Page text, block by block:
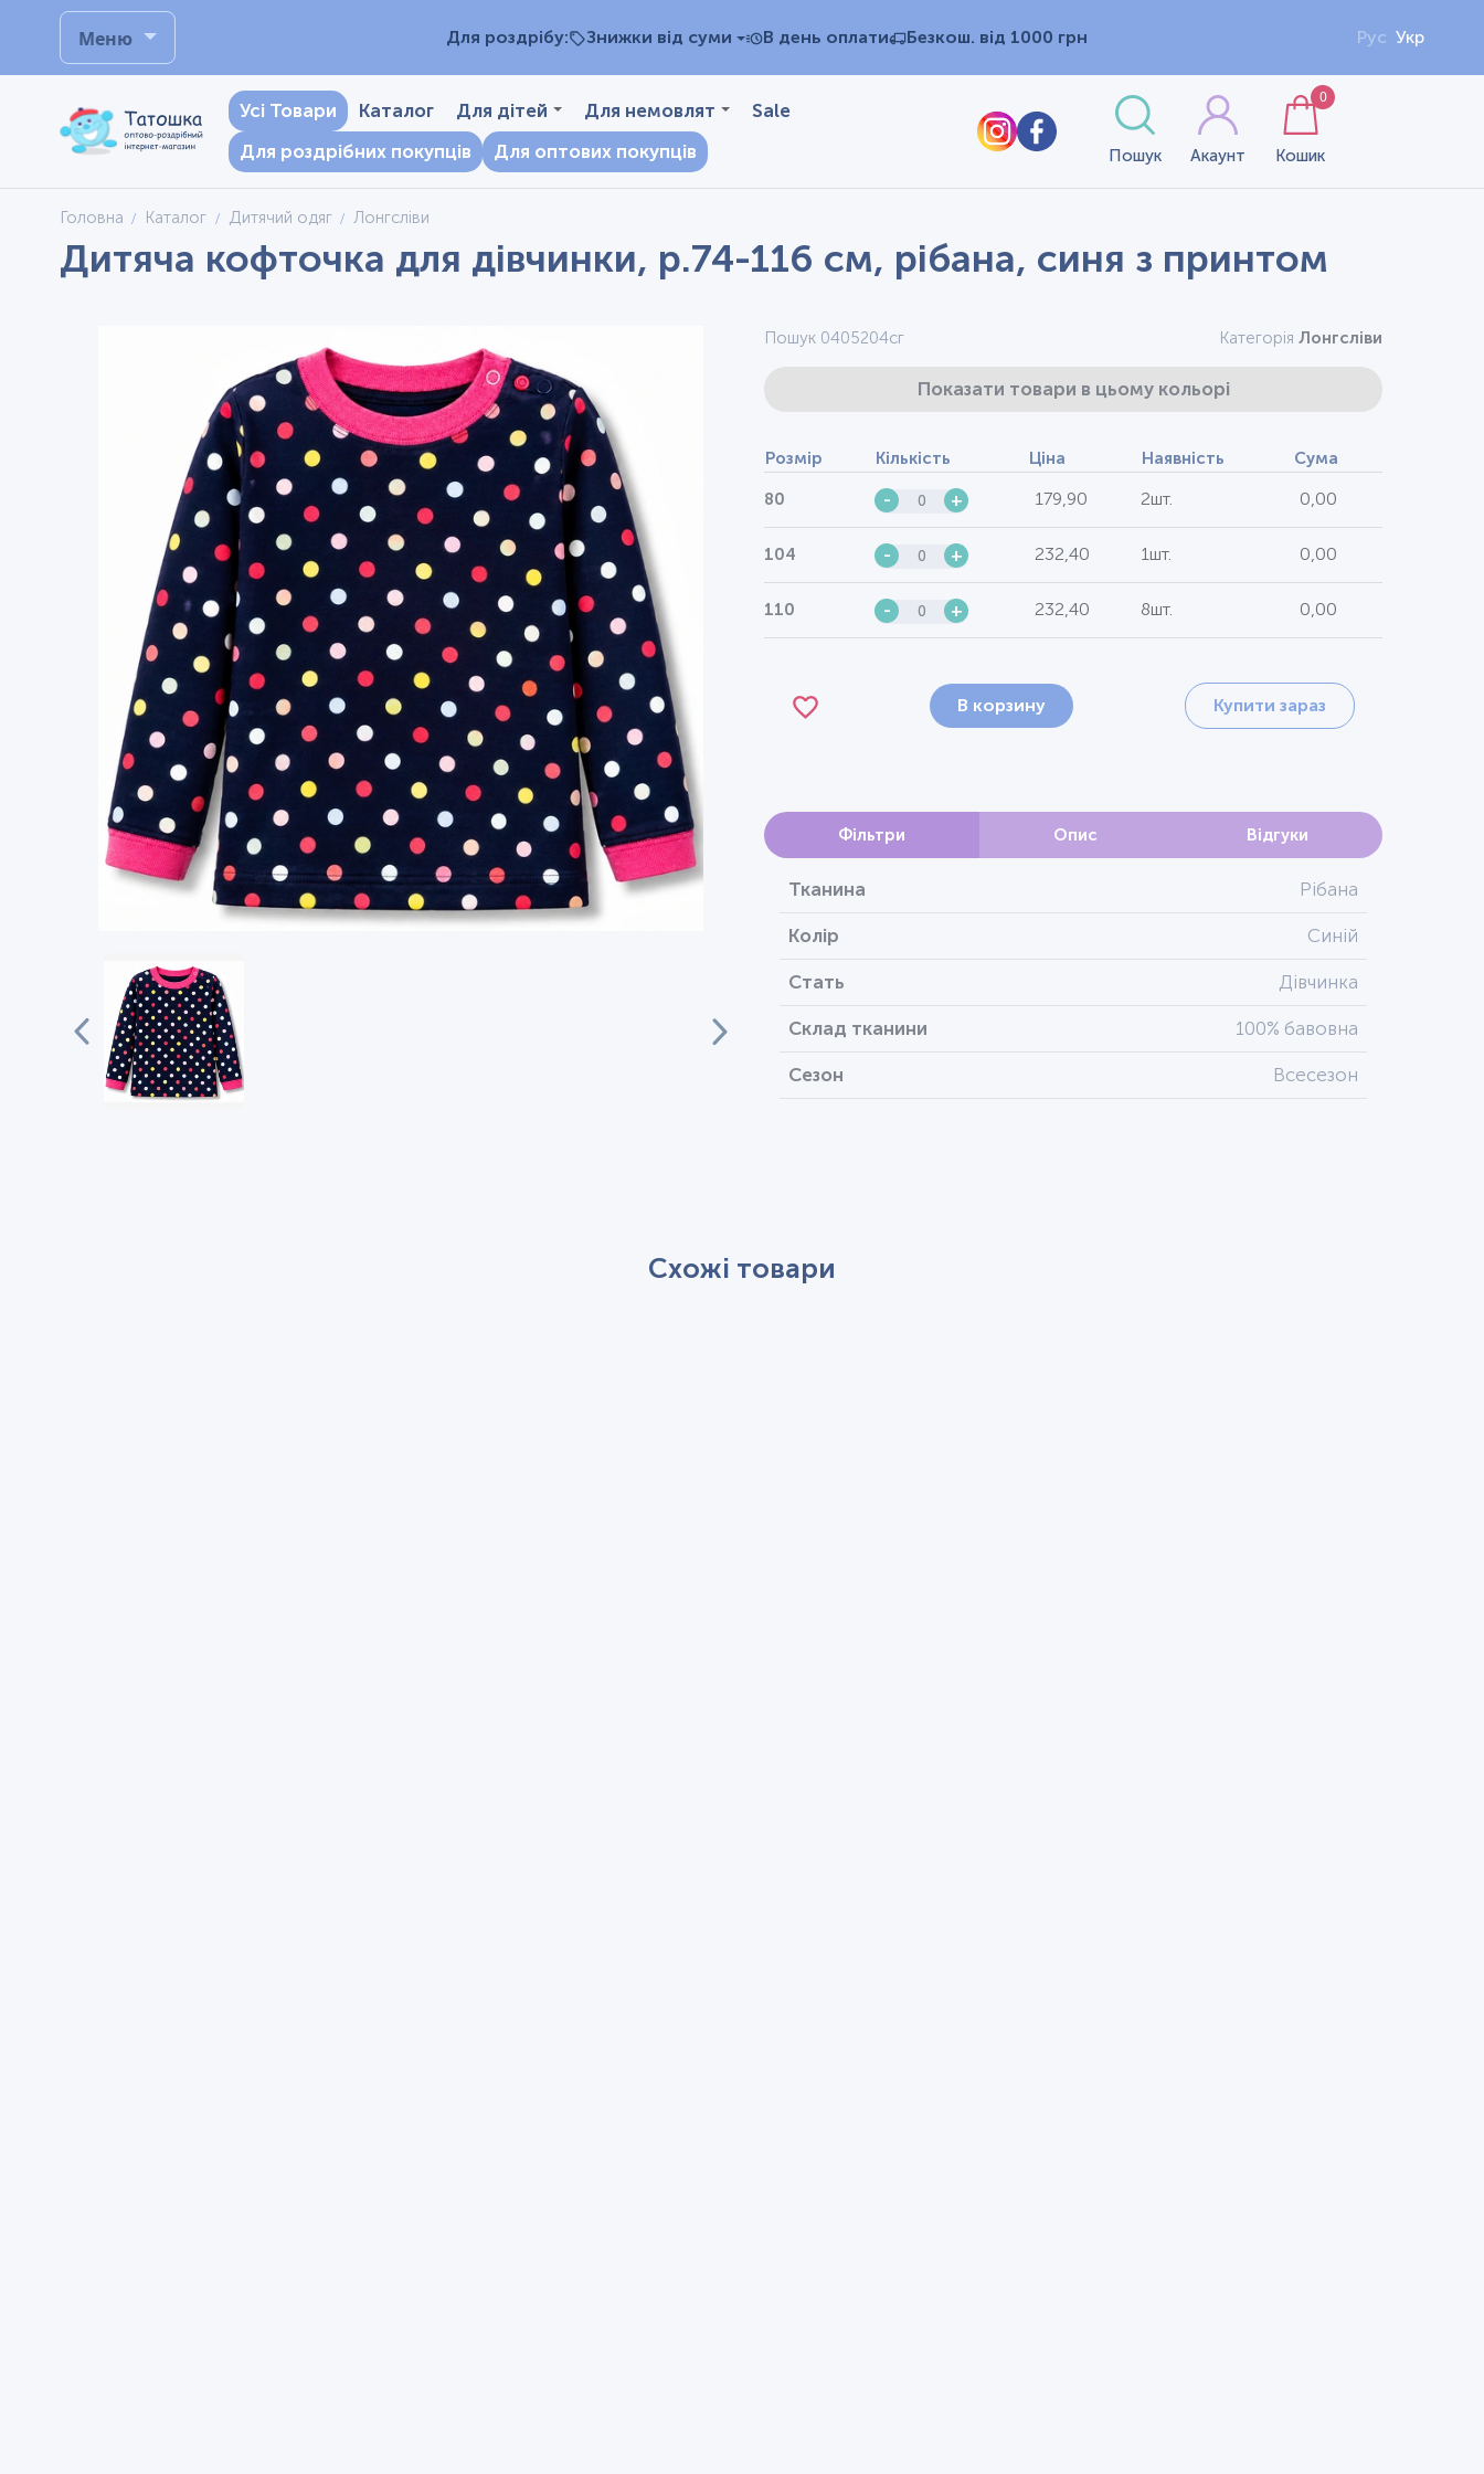
Меню Для роздрібу: Знижки від суми В день оплати Безкош. від 1000 грн Рус Укр
Усі Товари Каталог Для дітей Для немовлят
Sale
Для роздрібних покупців
Для оптових покупців Пошук Акаунт Кошик
0
Головна Каталог Дитячий одяг Лонгсліви
Дитяча кофточка для дівчинки, р.74-116 см, рібана, синя з принтом
Пошук 0405204сг Категорія Лонгсліви
Показати товари в цьому кольорі
Розмір Кількість Ціна Наявність Сума
80 - + 179,90 2шт. 0,00
104 - + 232,40 1шт. 0,00
110 - + 232,40 8шт. 0,00
В корзину Купити зараз
Фільтри Опис Відгуки
Тканина Рібана
Колір Синій
Стать Дівчинка
Склад тканини 100% бавовна
Сезон Всесезон
Схожі товари